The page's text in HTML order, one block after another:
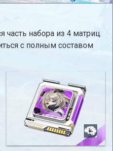
часть набора из 4 матриц.
с полным составом